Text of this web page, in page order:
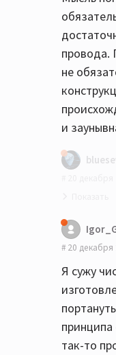
провода.
не
и
Вы
этой
20 декабря
Я сужу
так-то